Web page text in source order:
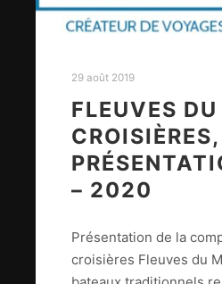
29 août 2019
FLEUVES
– 2020
Présentation de la
croisières Fleuves du